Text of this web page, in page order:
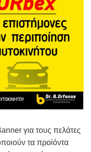
για τους πελάτες
τα προϊόντα